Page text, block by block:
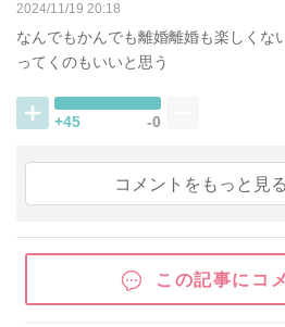
2024/11/19 20:18
なんでもかんでも離婚離婚も楽しくな
ってくのもいいと思う
+45 -0
コメントをもっと見る
この記事にコ